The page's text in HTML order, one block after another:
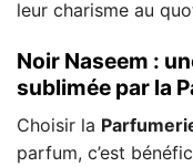
leur charisme au
Noir Naseem :
sublimée par la
Choisir la
parfum, c’est